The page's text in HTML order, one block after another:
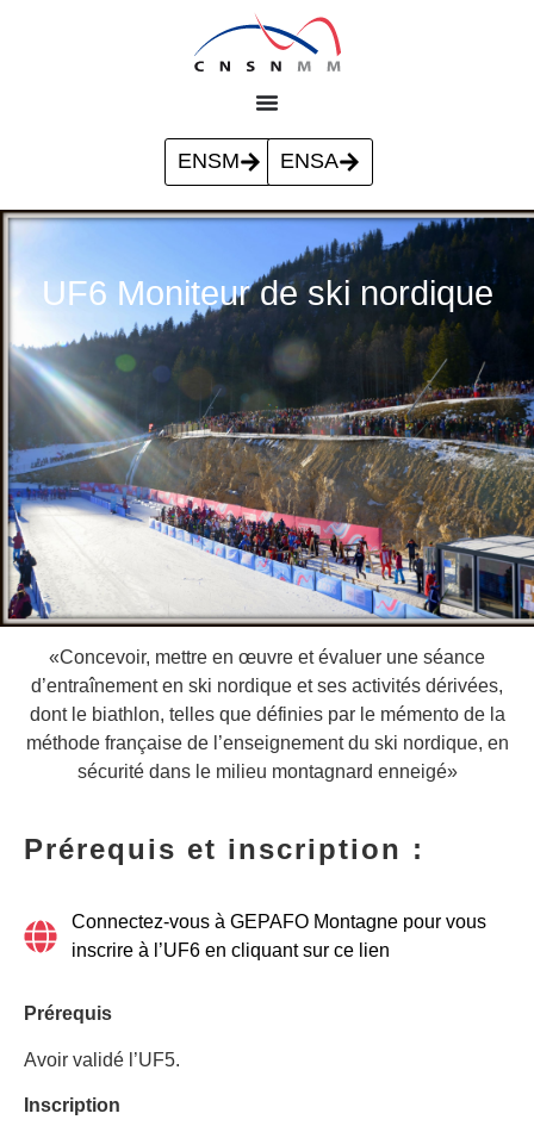
ENSM ENSA
UF6 Moniteur de ski nordique
«Concevoir, mettre en œuvre et évaluer une séance
d’entraînement en ski nordique et ses activités dérivées,
dont le biathlon, telles que définies par le mémento de la
méthode française de l’enseignement du ski nordique, en
sécurité dans le milieu montagnard enneigé»
Prérequis et inscription :
Connectez-vous à GEPAFO Montagne pour vous
inscrire à l’UF6 en cliquant sur ce lien
Prérequis
Avoir validé l’UF5.
Inscription